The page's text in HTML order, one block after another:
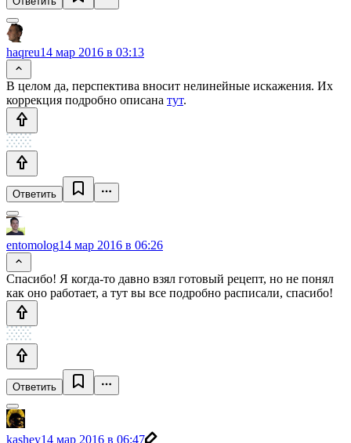
haqreu14 мар 2016 в 03:13
В целом да, перспектива вносит нелинейные искажения. Их
коррекция подробно описана тут.
Ответить
entomolog14 мар 2016 в 06:26
Спасибо! Я когда-то давно взял готовый рецепт, но не понял
как оно работает, а тут вы все подробно расписали, спасибо!
Ответить
kashey14 мар 2016 в 06:47